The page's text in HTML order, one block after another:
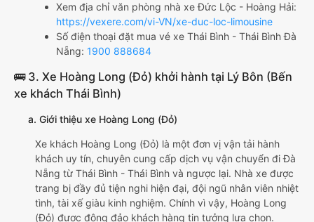
Xem địa chỉ văn phòng nhà xe Đức Lộc - Hoàng Hải:
https://vexere.com/vi-VN/xe-duc-loc-limousine
Số điện thoại đặt mua vé xe Thái Bình - Thái Bình Đà
Nẵng: 1900 888684
🚌 3. Xe Hoàng Long (Đỏ) khởi hành tại Lý Bôn (Bến
xe khách Thái Bình)
a. Giới thiệu xe Hoàng Long (Đỏ)
Xe khách Hoàng Long (Đỏ) là một đơn vị vận tải hành
khách uy tín, chuyên cung cấp dịch vụ vận chuyển đi Đà
Nẵng từ Thái Bình - Thái Bình và ngược lại. Nhà xe được
trang bị đầy đủ tiện nghi hiện đại, đội ngũ nhân viên nhiệt
tình, tài xế giàu kinh nghiệm. Chính vì vậy, Hoàng Long
(Đỏ) được đông đảo khách hàng tin tưởng lựa chọn.